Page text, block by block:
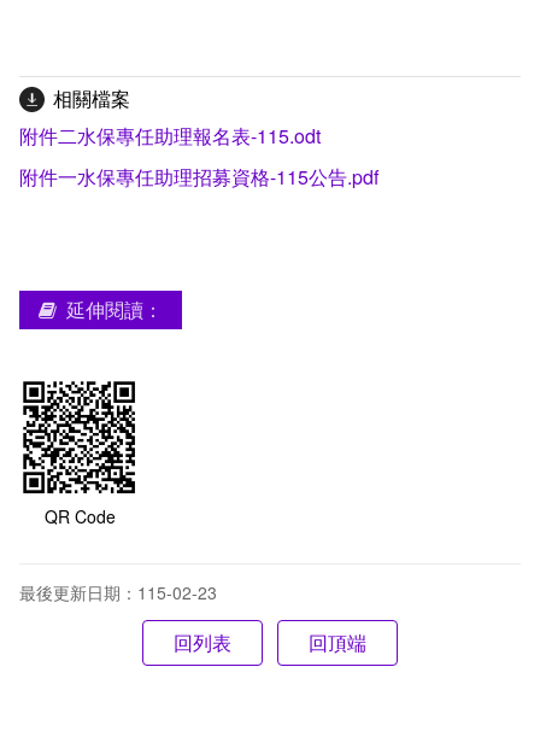
相關檔案
附件二水保專任助理報名表-115.odt
附件一水保專任助理招募資格-115公告.pdf
延伸閱讀：
QR Code
最後更新日期：115-02-23
回頂端